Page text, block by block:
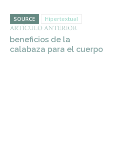
SOURCE Hipertextual
ARTÍCULO ANTERIOR
beneficios de la
calabaza para el cuerpo